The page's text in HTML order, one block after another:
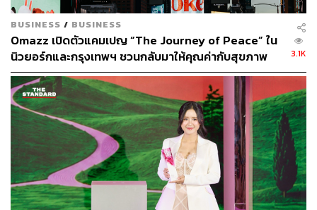
BUSINESS / BUSINESS
Omazz เปิดตัวแคมเปญ “The Journey of Peace” ใน
นิวยอร์กและกรุงเทพฯ ชวนกลับมาให้คุณค่ากับสุขภาพ
และความสงบ
3.1K